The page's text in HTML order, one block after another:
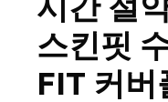
스킨핏
FIT 커버